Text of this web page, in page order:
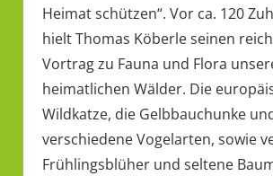
Heimat schützen“. Vor ca. 120
hielt Thomas Köberle seinen
Vortrag zu Fauna und Flora
heimatlichen Wälder. Die
Wildkatze, die Gelbbauchunke
verschiedene Vogelarten, sowie
Frühlingsblüher und seltene